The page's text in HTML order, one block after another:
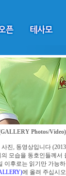
Photos/Video)
진, 동영상입니다
의 모습을 동호인들께서
이후로는 읽기만 가능
에 올려 주십시오